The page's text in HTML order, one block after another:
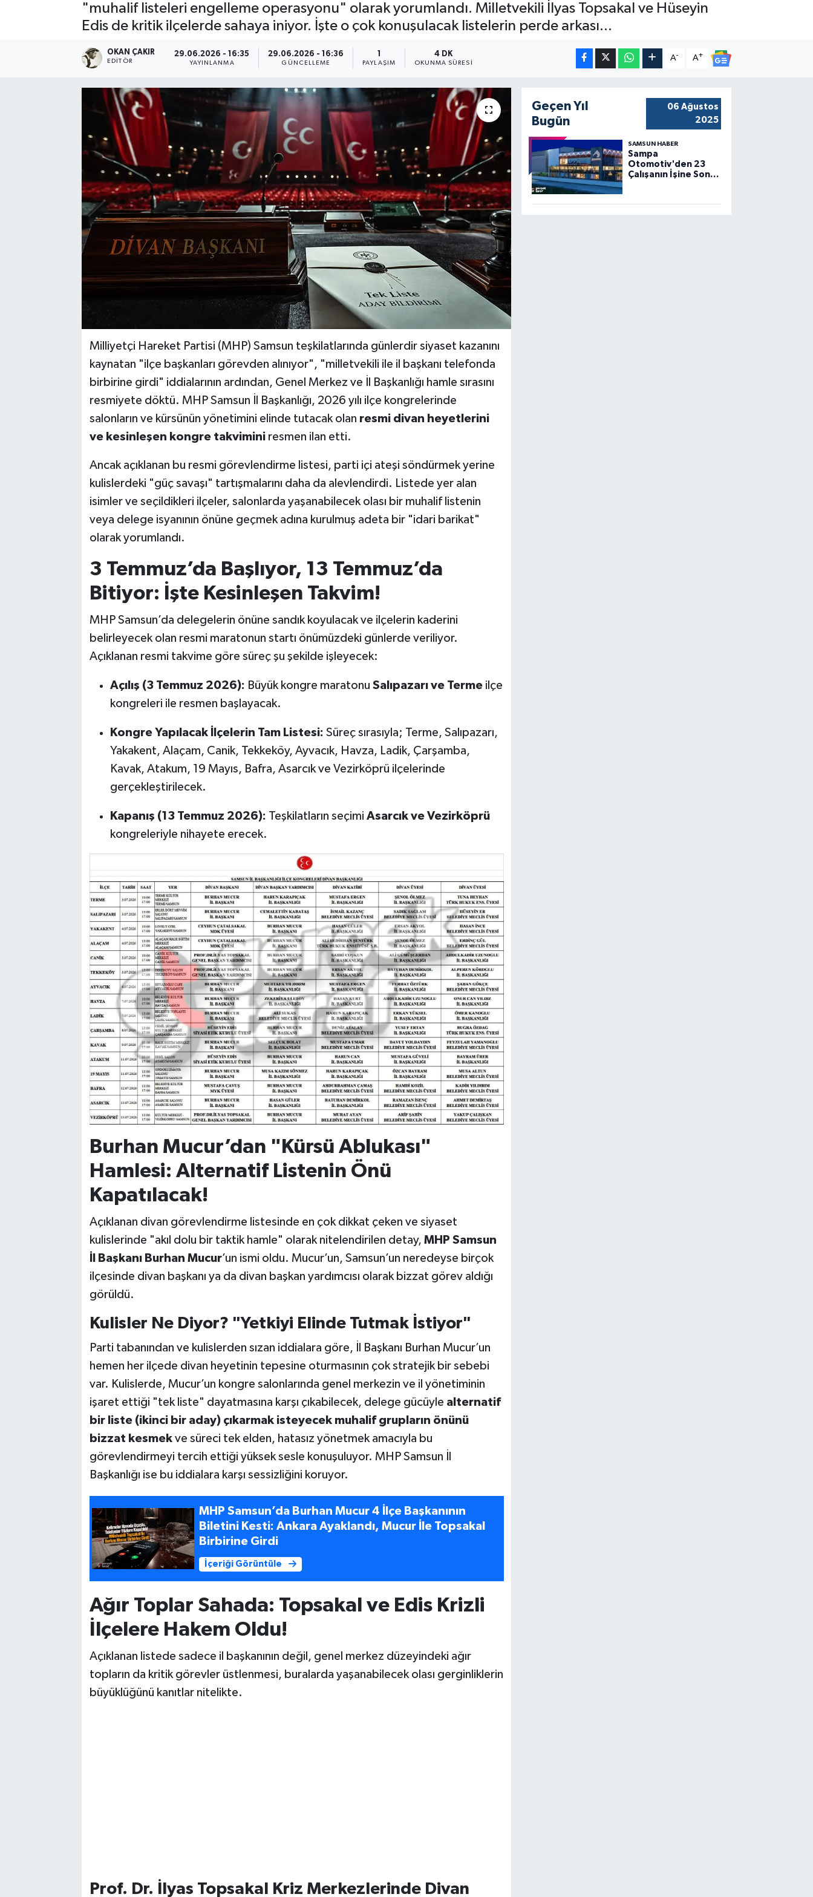
"muhalif listeleri engelleme operasyonu" olarak yorumlandı. Milletvekili İlyas Topsakal ve Hüseyin
Edis de kritik ilçelerde sahaya iniyor. İşte o çok konuşulacak listelerin perde arkası...
OKAN ÇAKIR
EDITÖR
29.06.2026 - 16:35
YAYINLANMA
29.06.2026 - 16:36
GÜNCELLEME
1
PAYLAŞIM
4 DK
OKUNMA SÜRESI
A- A+
Milliyetçi Hareket Partisi (MHP) Samsun teşkilatlarında günlerdir siyaset kazanını
kaynatan "ilçe başkanları görevden alınıyor", "milletvekili ile il başkanı telefonda
birbirine girdi" iddialarının ardından, Genel Merkez ve İl Başkanlığı hamle sırasını
resmiyete döktü. MHP Samsun İl Başkanlığı, 2026 yılı ilçe kongrelerinde
salonların ve kürsünün yönetimini elinde tutacak olan resmi divan heyetlerini
ve kesinleşen kongre takviminiresmen ilan etti.
Ancak açıklanan bu resmi görevlendirme listesi, parti içi ateşi söndürmek yerine
kulislerdeki "güç savaşı" tartışmalarını daha da alevlendirdi. Listede yer alan
isimler ve seçildikleri ilçeler, salonlarda yaşanabilecek olası bir muhalif listenin
veya delege isyanının önüne geçmek adına kurulmuş adeta bir "idari barikat"
olarak yorumlandı.
3 Temmuz’da Başlıyor, 13 Temmuz’da
Bitiyor: İşte Kesinleşen Takvim!
MHP Samsun’da delegelerin önüne sandık koyulacak ve ilçelerin kaderini
belirleyecek olan resmi maratonun startı önümüzdeki günlerde veriliyor.
Açıklanan resmi takvime göre süreç şu şekilde işleyecek:
Açılış (3 Temmuz 2026): Büyük kongre maratonu Salıpazarı ve Termeilçe
kongreleri ile resmen başlayacak.
Kongre Yapılacak İlçelerin Tam Listesi: Süreç sırasıyla; Terme, Salıpazarı,
Yakakent, Alaçam, Canik, Tekkeköy, Ayvacık, Havza, Ladik, Çarşamba,
Kavak, Atakum, 19 Mayıs, Bafra, Asarcık ve Vezirköprü ilçelerinde
gerçekleştirilecek.
Kapanış (13 Temmuz 2026): Teşkilatların seçimi Asarcık ve Vezirköprü
kongreleriyle nihayete erecek.
Burhan Mucur’dan "Kürsü Ablukası"
Hamlesi: Alternatif Listenin Önü
Kapatılacak!
Açıklanan divan görevlendirme listesinde en çok dikkat çeken ve siyaset
kulislerinde "akıl dolu bir taktik hamle" olarak nitelendirilen detay, MHP Samsun
İl Başkanı Burhan Mucur’un ismi oldu. Mucur’un, Samsun’un neredeyse birçok
ilçesinde divan başkanı ya da divan başkan yardımcısı olarak bizzat görev aldığı
görüldü.
Kulisler Ne Diyor? "Yetkiyi Elinde Tutmak İstiyor"
Parti tabanından ve kulislerden sızan iddialara göre, İl Başkanı Burhan Mucur’un
hemen her ilçede divan heyetinin tepesine oturmasının çok stratejik bir sebebi
var. Kulislerde, Mucur’un kongre salonlarında genel merkezin ve il yönetiminin
işaret ettiği "tek liste" dayatmasına karşı çıkabilecek, delege gücüyle alternatif
bir liste (ikinci bir aday) çıkarmak isteyecek muhalif grupların önünü
bizzat kesmekve süreci tek elden, hatasız yönetmek amacıyla bu
görevlendirmeyi tercih ettiği yüksek sesle konuşuluyor. MHP Samsun İl
Başkanlığı ise bu iddialara karşı sessizliğini koruyor.
MHP Samsun’da Burhan Mucur 4 İlçe Başkanının
Biletini Kesti: Ankara Ayaklandı, Mucur İle Topsakal
Birbirine Girdi
İçeriği Görüntüle
Ağır Toplar Sahada: Topsakal ve Edis Krizli
İlçelere Hakem Oldu!
Açıklanan listede sadece il başkanının değil, genel merkez düzeyindeki ağır
topların da kritik görevler üstlenmesi, buralarda yaşanabilecek olası gerginliklerin
büyüklüğünü kanıtlar nitelikte.
Prof. Dr. İlyas Topsakal Kriz Merkezlerinde Divan
Geçen Yıl
Bugün
06 Ağustos
2025
SAMSUN HABER
Sampa
Otomotiv'den 23
Çalışanın İşine Son